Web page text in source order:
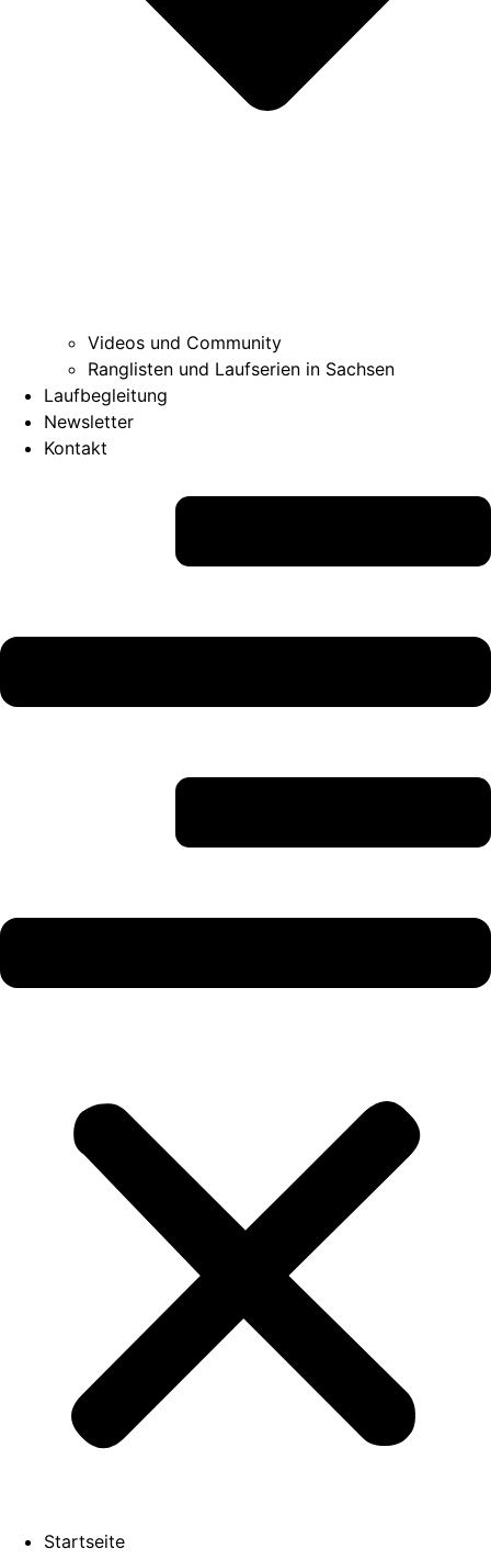
Videos und Community
Ranglisten und Laufserien in Sachsen
Laufbegleitung
Newsletter
Kontakt
Startseite